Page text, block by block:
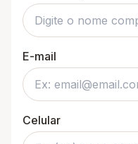
E-mail
Celular